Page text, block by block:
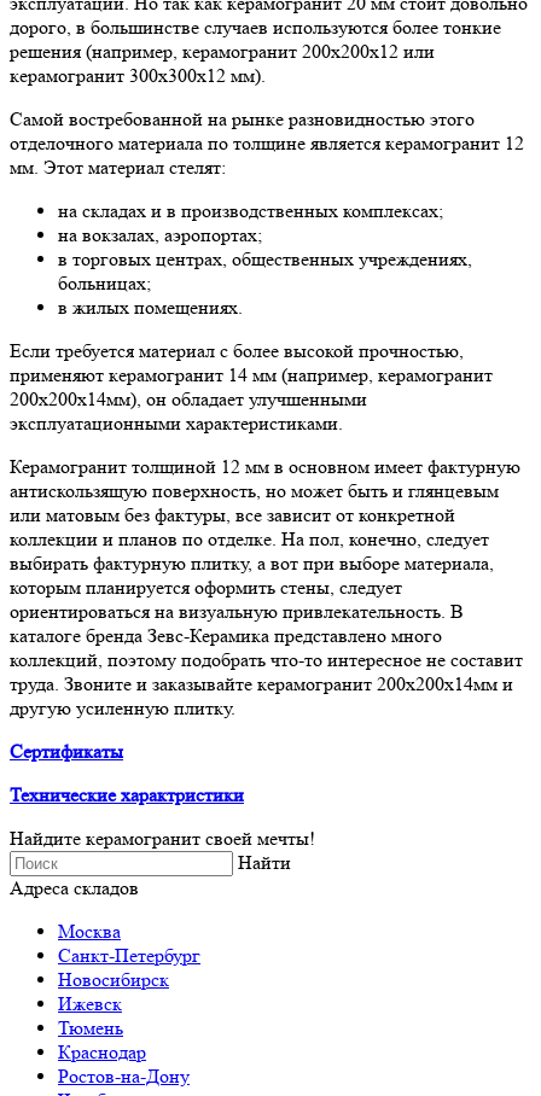
дорого, в большинстве случаев используются более тонкие
решения (например, керамогранит 200х200х12 или
керамогранит 300х300х12 мм).
Самой востребованной на рынке разновидностью этого
отделочного материала по толщине является керамогранит 12
мм. Этот материал стелят:
на складах и в производственных комплексах;
на вокзалах, аэропортах;
в торговых центрах, общественных учреждениях,
больницах;
в жилых помещениях.
Если требуется материал с более высокой прочностью,
применяют керамогранит 14 мм (например, керамогранит
200х200х14мм), он обладает улучшенными
эксплуатационными характеристиками.
Керамогранит толщиной 12 мм в основном имеет фактурную
антискользящую поверхность, но может быть и глянцевым
или матовым без фактуры, все зависит от конкретной
коллекции и планов по отделке. На пол, конечно, следует
выбирать фактурную плитку, а вот при выборе материала,
которым планируется оформить стены, следует
ориентироваться на визуальную привлекательность. В
каталоге бренда Зевс-Керамика представлено много
коллекций, поэтому подобрать что-то интересное не составит
труда. Звоните и заказывайте керамогранит 200х200х14мм и
другую усиленную плитку.
Сертификаты
Технические характристики
Найдите керамогранит своей мечты!
Найти
Адреса складов
Москва
Санкт-Петербург
Новосибирск
Ижевск
Тюмень
Краснодар
Ростов-на-Дону